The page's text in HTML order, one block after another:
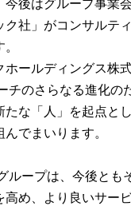
今後はグループ事業
ク社」がコンサルテ
ホールディングス株
チのさらなる進化の
たな「人」を起点と
でまいります。
ループは、今後とも
高め、より良いサー